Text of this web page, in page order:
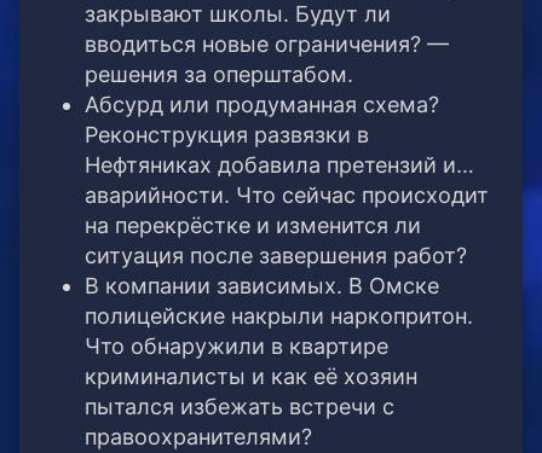
закрывают школы. Будут ли
вводиться новые ограничения? —
решения за оперштабом.
Абсурд или продуманная схема?
Реконструкция развязки в
Нефтяниках добавила претензий и…
аварийности. Что сейчас происходит
на перекрёстке и изменится ли
ситуация после завершения работ?
В компании зависимых. В Омске
полицейские накрыли наркопритон.
Что обнаружили в квартире
криминалисты и как её хозяин
пытался избежать встречи с
правоохранителями?